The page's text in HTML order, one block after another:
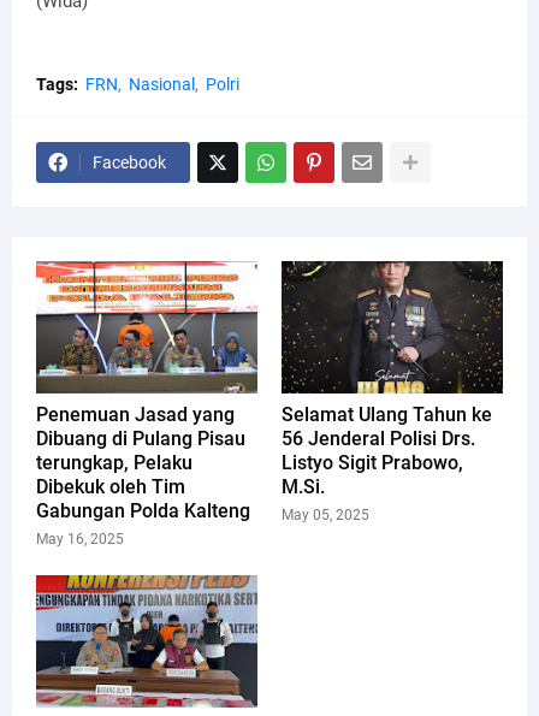
Tags: FRN Nasional Polri
Facebook
Penemuan Jasad yang
Dibuang di Pulang Pisau
terungkap, Pelaku
Dibekuk oleh Tim
Gabungan Polda Kalteng
May 16, 2025
Selamat Ulang Tahun ke
56 Jenderal Polisi Drs.
Listyo Sigit Prabowo,
M.Si.
May 05, 2025